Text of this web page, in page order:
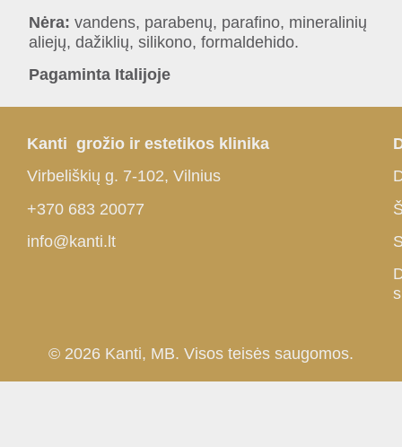
Nėra: vandens, parabenų, parafino, mineralinių
aliejų, dažiklių, silikono, formaldehido.
Pagaminta Italijoje
Kanti grožio ir estetikos klinika
Virbeliškių g. 7-102, Vilnius
+370 683 20077
info@kanti.lt
© 2026 Kanti, MB. Visos teisės saugomos.